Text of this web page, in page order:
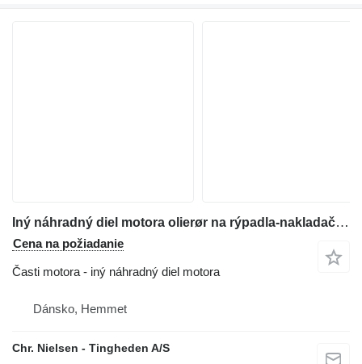
Iný náhradný diel motora olierør na rýpadla-nakladača Hydrema 906B
Cena na požiadanie
Časti motora - iný náhradný diel motora
Dánsko, Hemmet
Chr. Nielsen - Tingheden A/S